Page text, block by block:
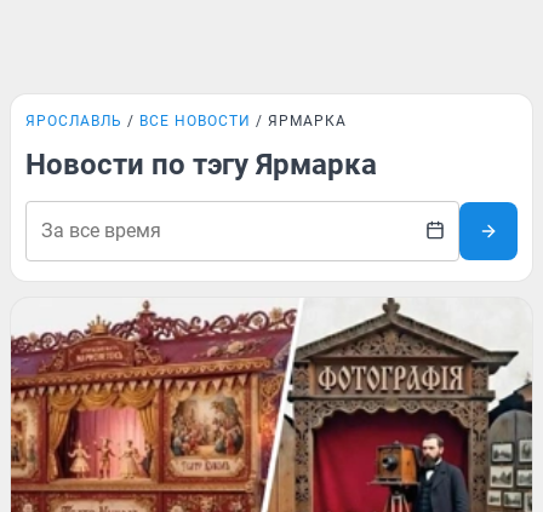
ЯРОСЛАВЛЬ ВСЕ НОВОСТИ ЯРМАРКА
Новости по тэгу Ярмарка